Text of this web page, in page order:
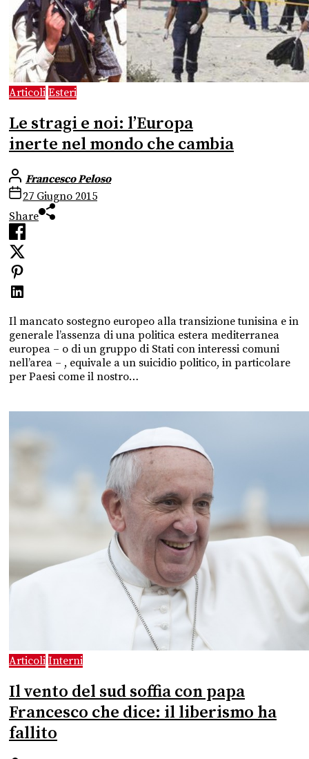
Articoli Esteri
Le stragi e noi: l’Europa
inerte nel mondo che cambia
Francesco Peloso
27 Giugno 2015
Share
Il mancato sostegno europeo alla transizione tunisina e in
generale l’assenza di una politica estera mediterranea
europea – o di un gruppo di Stati con interessi comuni
nell’area – , equivale a un suicidio politico, in particolare
per Paesi come il nostro…
Articoli Interni
Il vento del sud soffia con papa
Francesco che dice: il liberismo ha
fallito